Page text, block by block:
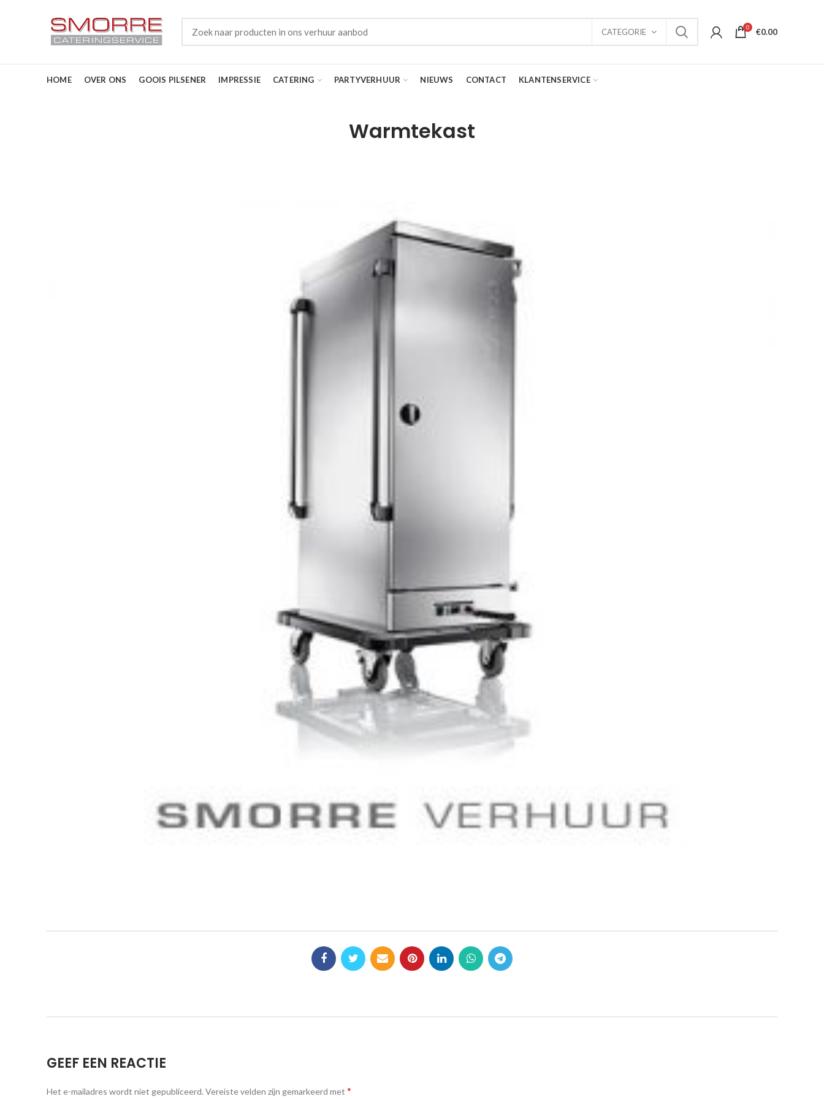
CATEGORIE 0 €0.00
HOME OVER ONS GOOIS PILSENER IMPRESSIE CATERING PARTYVERHUUR NIEUWS CONTACT KLANTENSERVICE
Warmtekast
GEEF EEN REACTIE
Het e-mailadres wordt niet gepubliceerd.Vereiste velden zijn gemarkeerd met *